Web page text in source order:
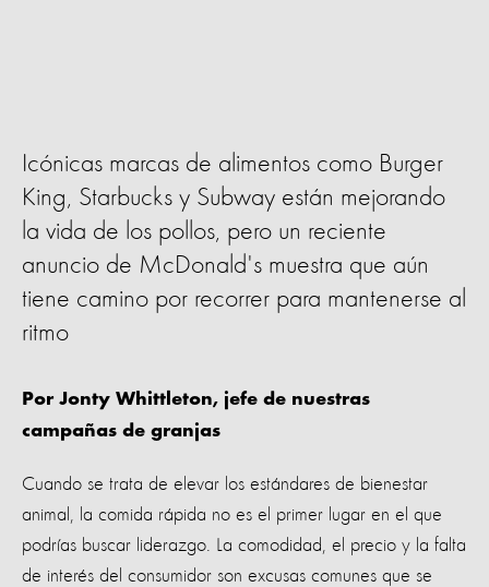
Icónicas marcas de alimentos como Burger
King, Starbucks y Subway están mejorando
la vida de los pollos, pero un reciente
anuncio de McDonald's muestra que aún
tiene camino por recorrer para mantenerse al
ritmo
Por Jonty Whittleton, jefe de nuestras
campañas de granjas
Cuando se trata de elevar los estándares de bienestar
animal, la comida rápida no es el primer lugar en el que
podrías buscar liderazgo. La comodidad, el precio y la falta
de interés del consumidor son excusas comunes que se